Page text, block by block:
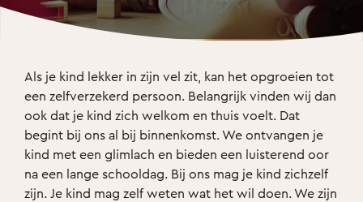
Als je kind lekker in zijn vel zit, kan het opgroeien tot
een zelfverzekerd persoon. Belangrijk vinden wij dan
ook dat je kind zich welkom en thuis voelt. Dat
begint bij ons al bij binnenkomst. We ontvangen je
kind met een glimlach en bieden een luisterend oor
na een lange schooldag. Bij ons mag je kind zichzelf
zijn. Je kind mag zelf weten wat het wil doen. We zijn